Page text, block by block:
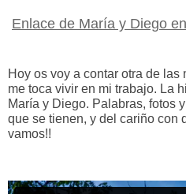
Enlace de María y Diego
Hoy os voy a contar otra de
me toca vivir en mi trabajo. La
María y Diego. Palabras, fotos
que se tienen, y del cariño con
vamos!!